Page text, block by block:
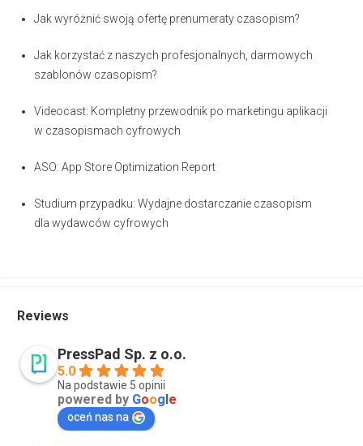
Jak wyróżnić swoją ofertę prenumeraty czasopism?
Jak korzystać z naszych profesjonalnych, darmowych
szablonów czasopism?
Videocast: Kompletny przewodnik po marketingu aplikacji
w czasopismach cyfrowych
ASO: App Store Optimization Report
Studium przypadku: Wydajne dostarczanie czasopism
dla wydawców cyfrowych
Reviews
PressPad Sp. z o.o.
5.0
Na podstawie 5 opinii
powered by Google
oceń nas na